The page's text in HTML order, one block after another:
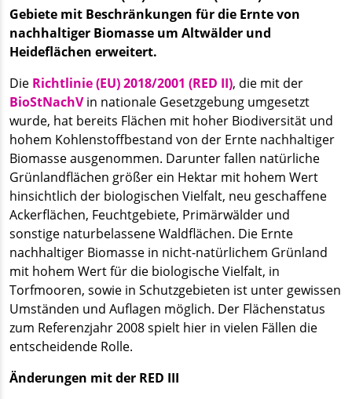
Gebiete mit Beschränkungen für die Ernte von
nachhaltiger Biomasse um Altwälder und
Heideflächen erweitert.
Die Richtlinie (EU) 2018/2001 (RED II), die mit der
BioStNachVin nationale Gesetzgebung umgesetzt
wurde, hat bereits Flächen mit hoher Biodiversität und
hohem Kohlenstoffbestand von der Ernte nachhaltiger
Biomasse ausgenommen. Darunter fallen natürliche
Grünlandflächen größer ein Hektar mit hohem Wert
hinsichtlich der biologischen Vielfalt, neu geschaffene
Ackerflächen, Feuchtgebiete, Primärwälder und
sonstige naturbelassene Waldflächen. Die Ernte
nachhaltiger Biomasse in nicht-natürlichem Grünland
mit hohem Wert für die biologische Vielfalt, in
Torfmooren, sowie in Schutzgebieten ist unter gewissen
Umständen und Auflagen möglich. Der Flächenstatus
zum Referenzjahr 2008 spielt hier in vielen Fällen die
entscheidende Rolle.
Änderungen mit der RED III